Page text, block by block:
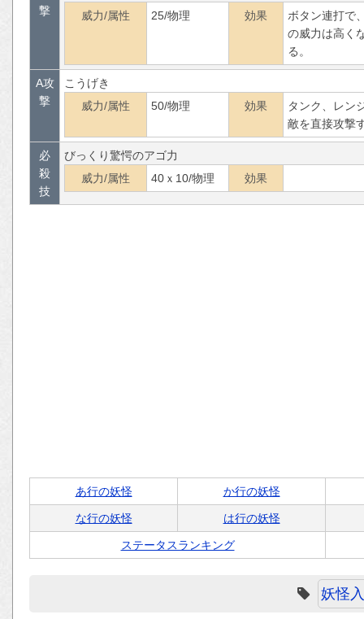
撃
威力/属性
25/物理 効果
ボタン連打で
の威力は高く
る。
A攻
撃
こうげき
威力/属性
50/物理 効果
タンク、レン
敵を直接攻撃
必
殺
技
びっくり驚愕のアゴ力
威力/属性
40ｘ10/物理 効果
あ行の妖怪 か行の妖怪
な行の妖怪 は行の妖怪
ステータスランキング
妖怪